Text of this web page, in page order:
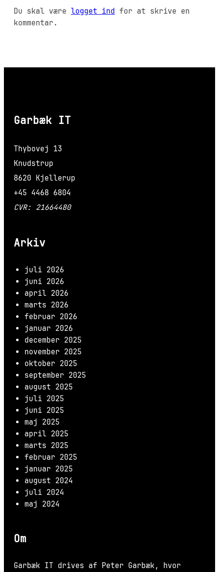
Du skal være logget ind for at skrive en
kommentar.
Garbæk IT
Thybovej 13
Knudstrup
8620 Kjellerup
+45 4468 6804
CVR: 21664480
Arkiv
juli 2026
juni 2026
april 2026
marts 2026
februar 2026
januar 2026
december 2025
november 2025
oktober 2025
september 2025
august 2025
juli 2025
juni 2025
maj 2025
april 2025
marts 2025
februar 2025
januar 2025
august 2024
juli 2024
maj 2024
Om
Garbæk IT drives af Peter Garbæk, hvor